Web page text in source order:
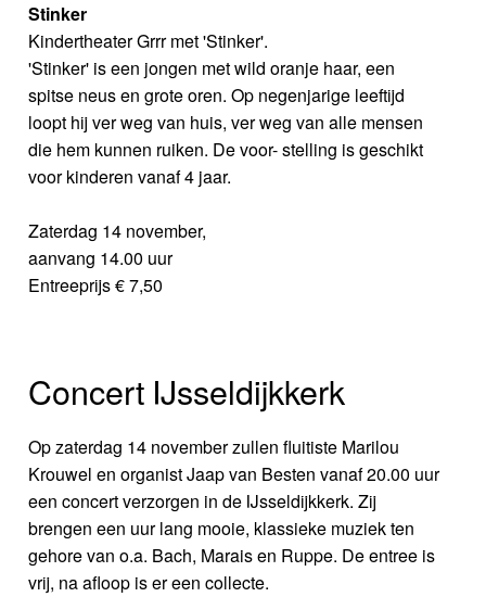
Stinker
Kindertheater Grrr met 'Stinker'.
'Stinker' is een jongen met wild oranje haar, een
spitse neus en grote oren. Op negenjarige leeftijd
loopt hij ver weg van huis, ver weg van alle mensen
die hem kunnen ruiken. De voor- stelling is geschikt
voor kinderen vanaf 4 jaar.
Zaterdag 14 november,
aanvang 14.00 uur
Entreeprijs € 7,50
Concert IJsseldijkkerk
Op zaterdag 14 november zullen fluitiste Marilou
Krouwel en organist Jaap van Besten vanaf 20.00 uur
een concert verzorgen in de IJsseldijkkerk. Zij
brengen een uur lang mooie, klassieke muziek ten
gehore van o.a. Bach, Marais en Ruppe. De entree is
vrij, na afloop is er een collecte.